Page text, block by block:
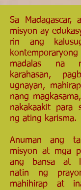
Sa Madagascar,
misyon ay
rin ang
madalas na
karahasan,
ugnayan,
nang
nakakaakit para
ng ating karisma.
Anuman ang
misyon at mga
ang bansa at
natin ng
mahihirap at